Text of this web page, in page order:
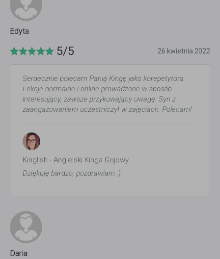
Edyta
5/5 26 kwietnia 2022
Serdecznie polecam Panią Kingę jako korepetytora.
Lekcje normalne i online prowadzone w sposób
interesujący, zawsze przykuwający uwagę. Syn z
zaangażowaniem uczestniczył w zajęciach. Polecam!
Kinglish - Angielski Kinga Gojowy
Dziękuję bardzo, pozdrawiam :)
Daria